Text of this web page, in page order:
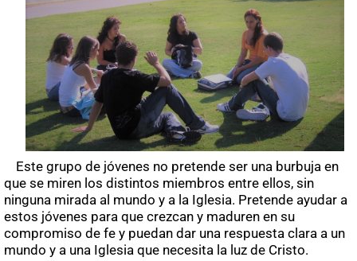
Este grupo de jóvenes no pretende ser una burbuja en
que se miren los distintos miembros entre ellos, sin
ninguna mirada al mundo y a la Iglesia. Pretende ayudar a
estos jóvenes para que crezcan y maduren en su
compromiso de fe y puedan dar una respuesta clara a un
mundo y a una Iglesia que necesita la luz de Cristo.